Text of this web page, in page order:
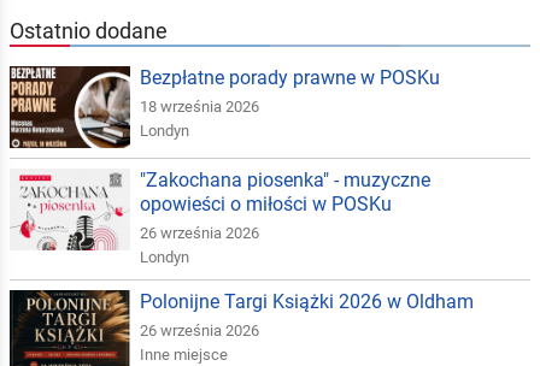
Ostatnio dodane
Bezpłatne porady prawne w POSKu
18 września 2026
Londyn
"Zakochana piosenka" - muzyczne
opowieści o miłości w POSKu
26 września 2026
Londyn
Polonijne Targi Książki 2026 w Oldham
26 września 2026
Inne miejsce